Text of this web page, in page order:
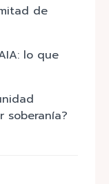
de
lo que
soberanía?